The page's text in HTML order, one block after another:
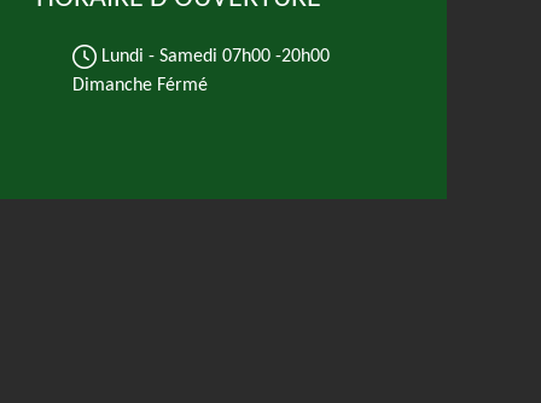
Lundi - Samedi 07h00 -20h00
Dimanche Férmé